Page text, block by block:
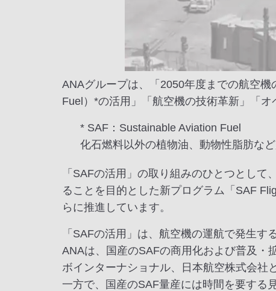
ANAグループは、「2050年度までの航空
Fuel）*の活用」「航空機の技術革新」「
* SAF：Sustainable Aviation Fuel
化石燃料以外の植物油、動物性脂肪な
「SAFの活用」の取り組みのひとつとし
ることを目的とした新プログラム「SAF
らに推進しています。
「SAFの活用」は、航空機の運航で発生す
ANAは、国産のSAFの商用化および普及・
ボインターナショナル、日本航空株式会社
一方で、国産のSAF量産には時間を要する